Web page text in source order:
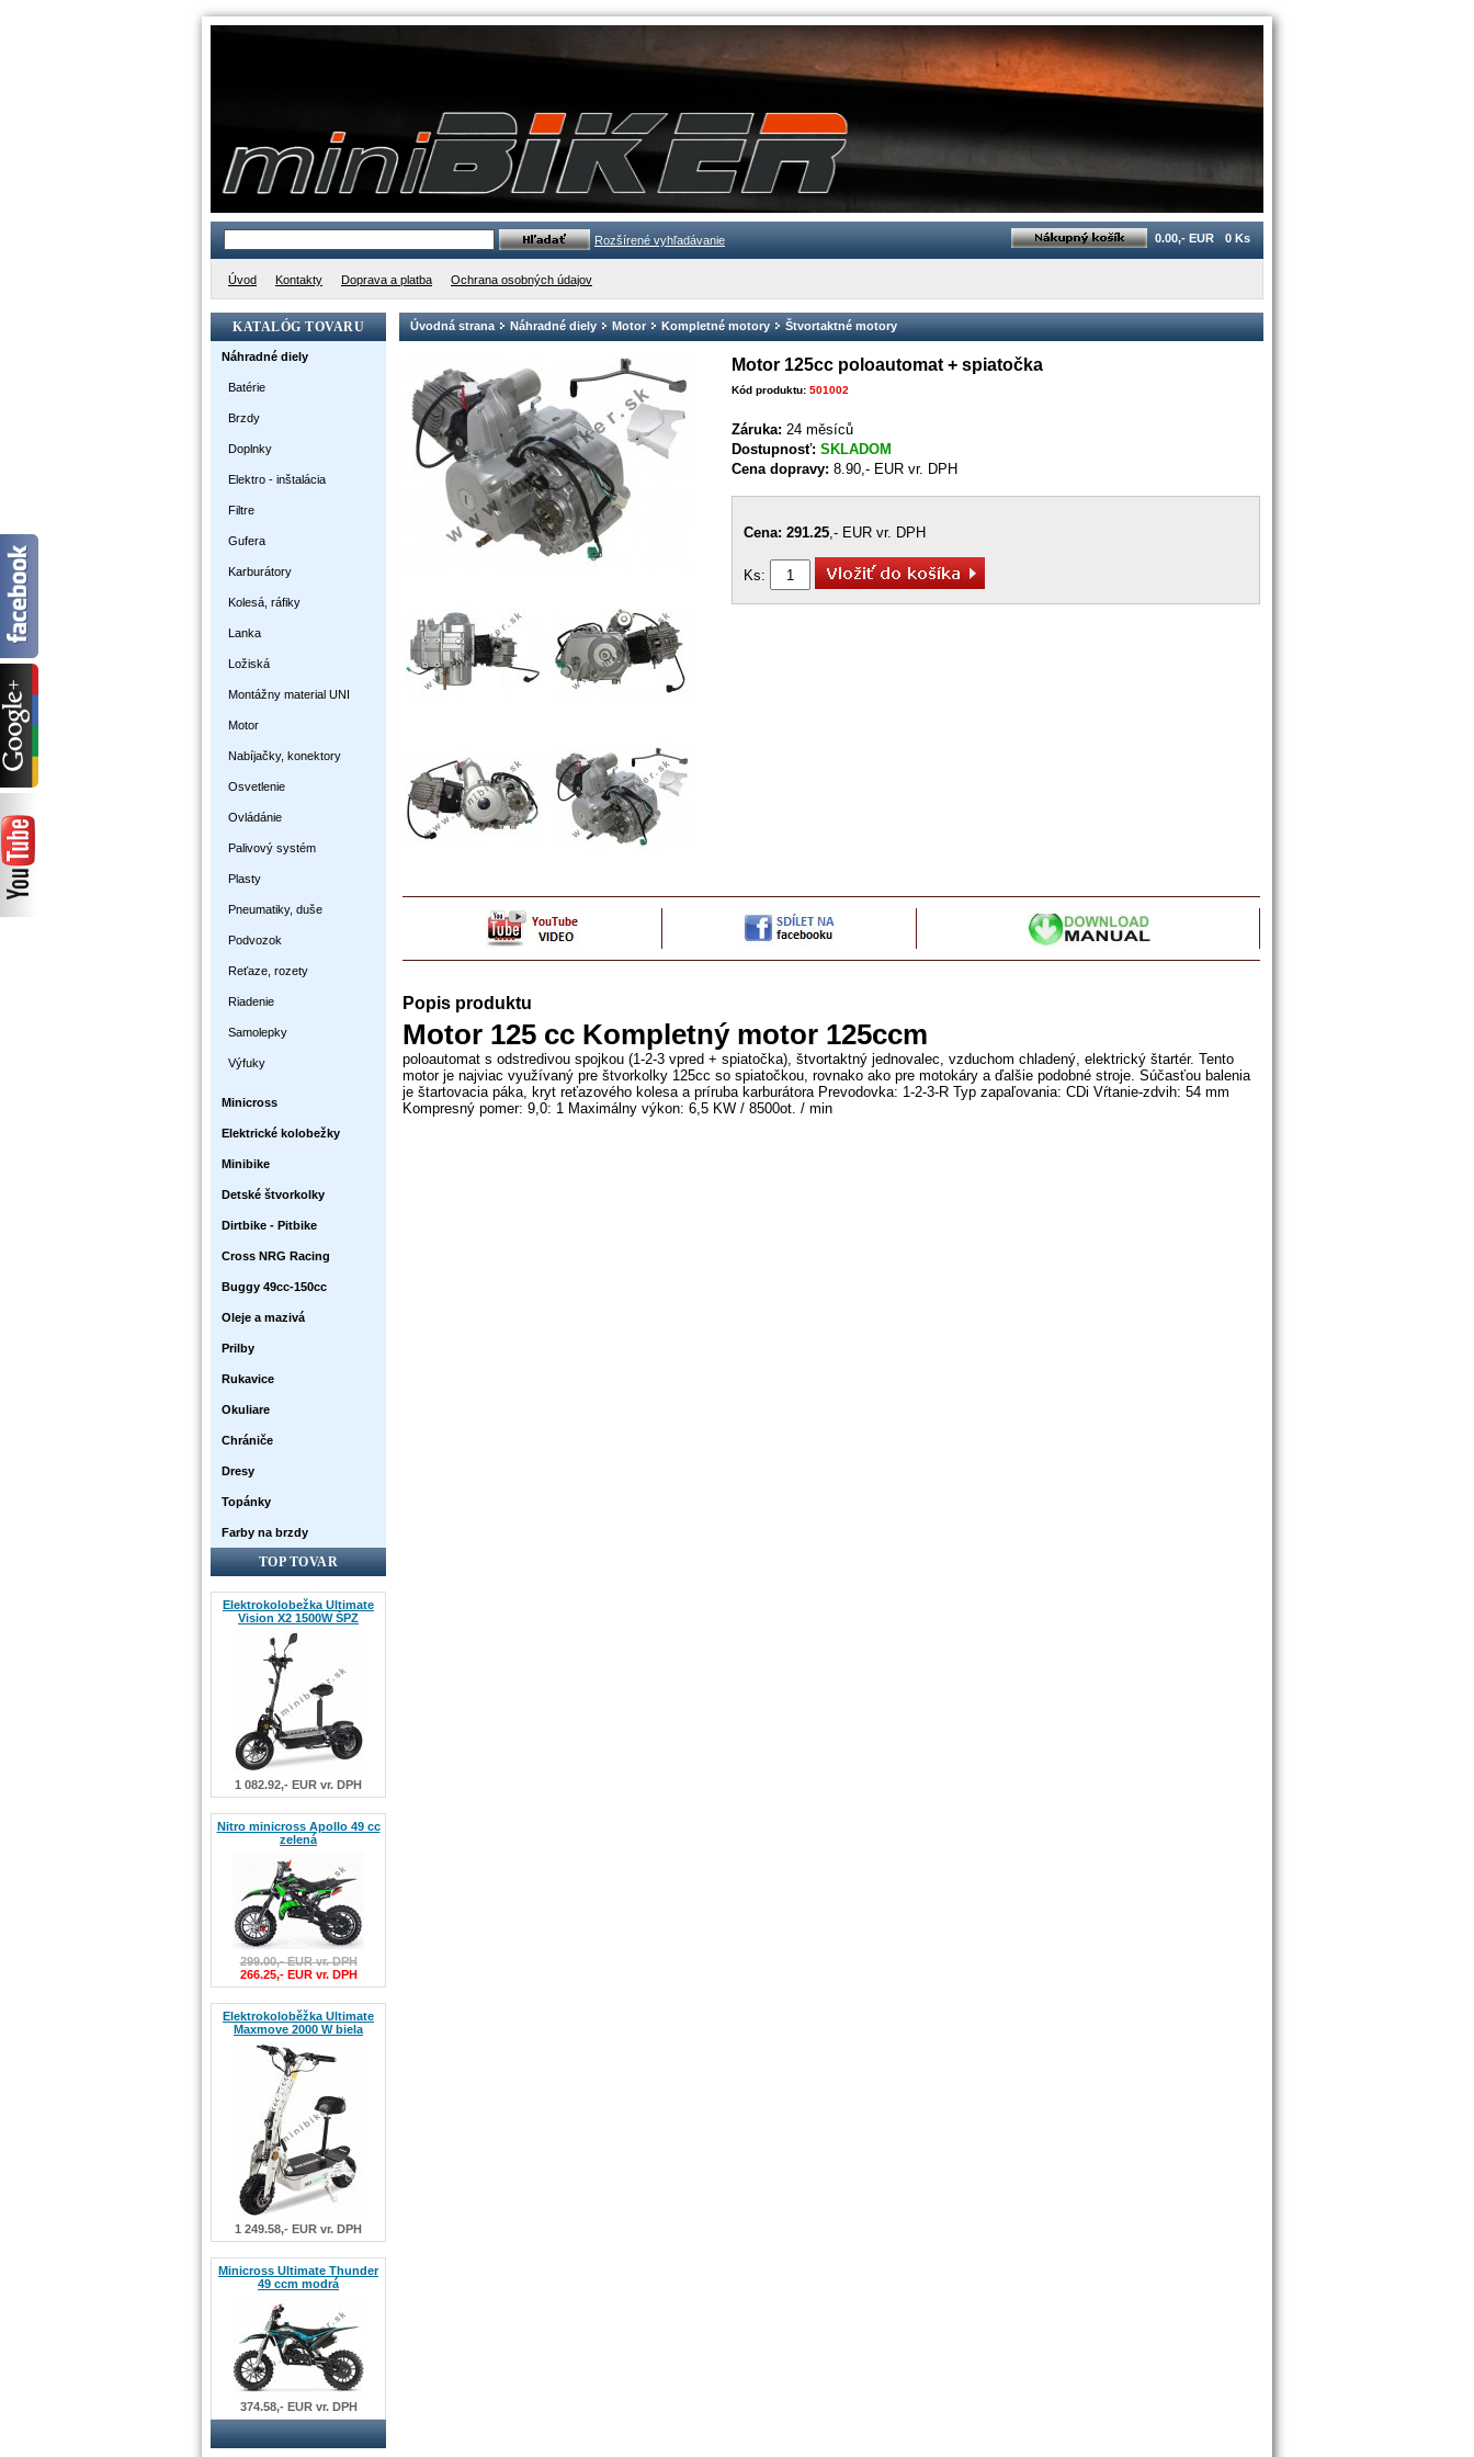
Rozšírené vyhľadávanie 0.00,- EUR 0 Ks
Úvod Kontakty Doprava a platba Ochrana osobných údajov
KATALÓG TOVARU
Náhradné diely
Batérie
Brzdy
Doplnky
Elektro - inštalácia
Filtre
Gufera
Karburátory
Kolesá, ráfiky
Lanka
Ložiská
Montážny material UNI
Motor
Nabíjačky, konektory
Osvetlenie
Ovládánie
Palivový systém
Plasty
Pneumatiky, duše
Podvozok
Reťaze, rozety
Riadenie
Samolepky
Výfuky
Minicross
Elektrické kolobežky
Minibike
Detské štvorkolky
Dirtbike - Pitbike
Cross NRG Racing
Buggy 49cc-150cc
Oleje a mazivá
Prilby
Rukavice
Okuliare
Chrániče
Dresy
Topánky
Farby na brzdy
TOP TOVAR
Elektrokolobežka Ultimate
Vision X2 1500W ŠPZ
1 082.92,- EUR vr. DPH
Nitro minicross Apollo 49 cc
zelená
299.00,- EUR vr. DPH
266.25,- EUR vr. DPH
Elektrokoloběžka Ultimate
Maxmove 2000 W biela
1 249.58,- EUR vr. DPH
Minicross Ultimate Thunder
49 ccm modrá
374.58,- EUR vr. DPH
Úvodná strana Náhradné diely Motor Kompletné motory Štvortaktné motory
Motor 125cc poloautomat + spiatočka
Kód produktu: 501002
Záruka: 24 měsíců
Dostupnosť: SKLADOM
Cena dopravy: 8.90,- EUR vr. DPH
Cena: 291.25,- EUR vr. DPH
Ks:
Popis produktu
Motor 125 cc Kompletný motor 125ccm
poloautomat s odstredivou spojkou (1-2-3 vpred + spiatočka), štvortaktný jednovalec, vzduchom chladený, elektrický štartér. Tento
motor je najviac využívaný pre štvorkolky 125cc so spiatočkou, rovnako ako pre motokáry a ďalšie podobné stroje. Súčasťou balenia
je štartovacia páka, kryt reťazového kolesa a príruba karburátora Prevodovka: 1-2-3-R Typ zapaľovania: CDi Vŕtanie-zdvih: 54 mm
Kompresný pomer: 9,0: 1 Maximálny výkon: 6,5 KW / 8500ot. / min